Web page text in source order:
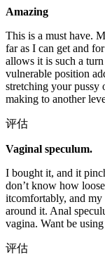
Amazing
This is a must have.
far as I can get and
allows it is such a
vulnerable position
stretching your
making to another
评估
Vaginal speculum.
I bought it, and it
don’t know how
itcomfortably, and my
around it. Anal
vagina. Want be
评估